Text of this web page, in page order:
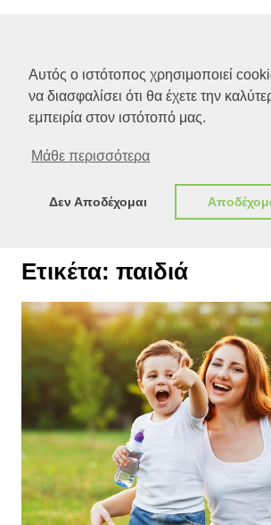
Αυτός ο ιστότοπος χρησιμοποιεί
να διασφαλίσει ότι θα έχετε την
εμπειρία στον ιστότοπό μας.
Μάθε περισσότερα
Δεν Αποδέχομαι
Ετικέτα: παιδιά